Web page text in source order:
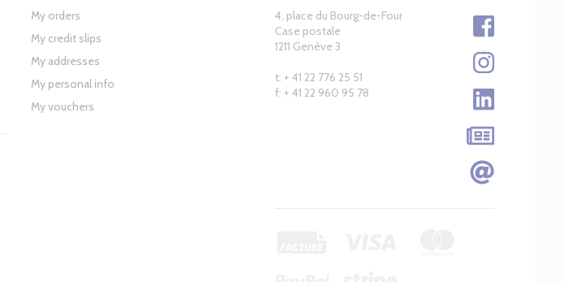
My orders
My credit slips
My addresses
My personal info
My vouchers
4, place du Bourg-de-Four
Case postale
1211 Genève 3
t: + 41 22 776 25 51
f: + 41 22 960 95 78